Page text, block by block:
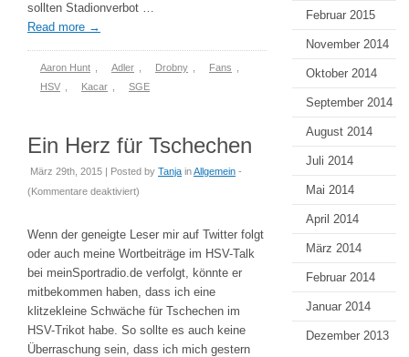
sollten Stadionverbot …
Read more →
Aaron Hunt Adler Drobny Fans
HSV
Kacar SGE
Ein Herz für Tschechen
März 29th, 2015 | Posted by Tanja inAllgemein -
(Kommentare deaktiviertfür
für
Tschechen
)
Wenn der geneigte Leser mir auf Twitter folgt
oder auch meine Wortbeiträge im HSV-Talk
bei meinSportradio.de verfolgt, könnte er
mitbekommen haben, dass ich eine
klitzekleine Schwäche für Tschechen im
HSV-Trikot habe. So sollte es auch keine
Überraschung sein, dass ich mich gestern
Februar 2015
November 2014
Oktober 2014
September 2014
August 2014
Juli 2014
Mai 2014
April 2014
März 2014
Februar 2014
Januar 2014
Dezember 2013